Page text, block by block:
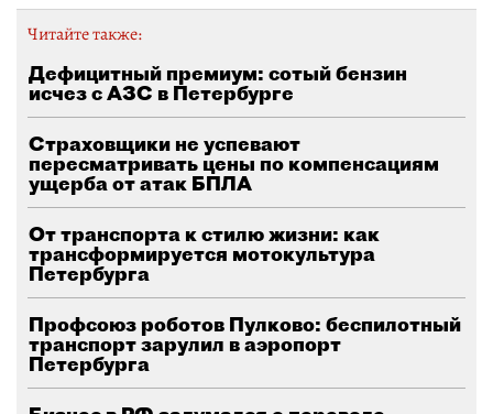
Читайте также:
Дефицитный премиум: сотый бензин
исчез с АЗС в Петербурге
Страховщики не успевают
пересматривать цены по компенсациям
ущерба от атак БПЛА
От транспорта к стилю жизни: как
трансформируется мотокультура
Петербурга
Профсоюз роботов Пулково: беспилотный
транспорт зарулил в аэропорт
Петербурга